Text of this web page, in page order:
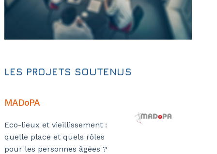
LES PROJETS SOUTENUS
MADoPA
Eco-lieux et vieillissement :
quelle place et quels rôles
pour les personnes âgées ?